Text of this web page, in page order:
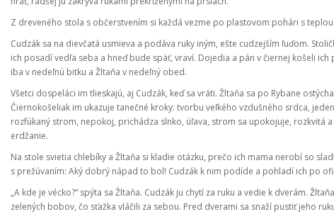
Z dreveného stola s občerstvením si každá vezme po plastovom pohári s
Cudzák sa na dievčatá usmieva a podáva ruky iným, ešte cudzejším ľuďom.
ich posadí vedľa seba a hneď bude späť, vraví. Dojedia a pán v čiernej košeli
iba v nedeľnú bitku a Žltaňa v nedeľný obed.
Všetci dospeláci im tlieskajú, aj Cudzák, keď sa vráti. Žltaňa sa po Rybane
Čiernokošeliak im ukazuje tanečné kroky: tvorbu veľkého vzdušného srdca,
rozfúkaný strom, nepokoj, prichádza slnko, úľava, strom sa upokojuje, rozkvitá
erdžanie.
Na stole svietia chlebíky a Žltaňa si kladie otázku, prečo ich mama nerobí so
s prežúvaním: Aký dobrý nápad to bol! Cudzák k nim podíde a pohladí ich po
„A kde je vécko?“ spýta sa Žltaňa. Cudzák ju chytí za ruku a vedie k dverám.
zelených bobov, čo sťažka vláčili za sebou. Pred dverami sa snaží pustiť jeho